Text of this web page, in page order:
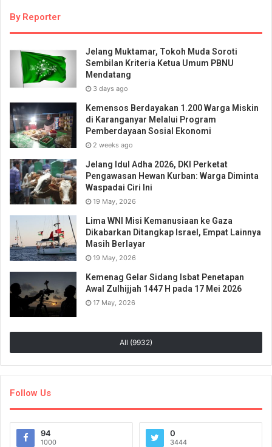
By Reporter
Jelang Muktamar, Tokoh Muda Soroti
Sembilan Kriteria Ketua Umum PBNU
Mendatang
3 days ago
Kemensos Berdayakan 1.200 Warga Miskin
di Karanganyar Melalui Program
Pemberdayaan Sosial Ekonomi
2 weeks ago
Jelang Idul Adha 2026, DKI Perketat
Pengawasan Hewan Kurban: Warga Diminta
Waspadai Ciri Ini
19 May, 2026
Lima WNI Misi Kemanusiaan ke Gaza
Dikabarkan Ditangkap Israel, Empat Lainnya
Masih Berlayar
19 May, 2026
Kemenag Gelar Sidang Isbat Penetapan
Awal Zulhijjah 1447 H pada 17 Mei 2026
17 May, 2026
All (9932)
Follow Us
94
1000
0
3444